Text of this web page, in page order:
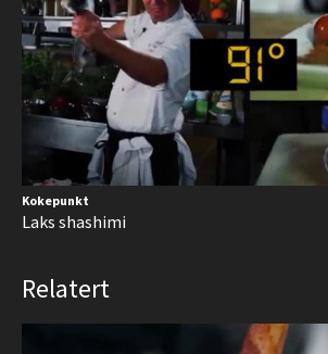
Kokepunkt
Laks shashimi
Relatert